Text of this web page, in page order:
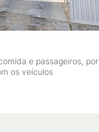
e passageiros, por
os veículos